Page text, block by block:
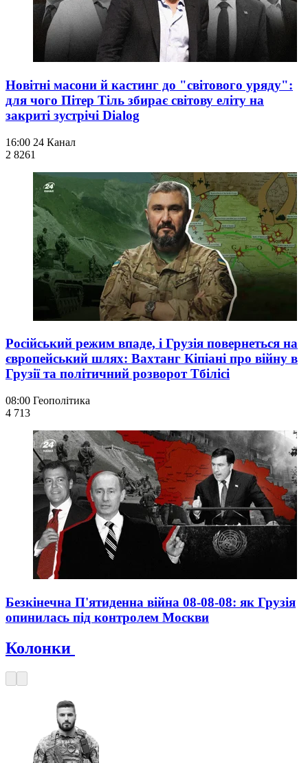
Новітні масони й кастинг до "світового уряду":
для чого Пітер Тіль збирає світову еліту на
закриті зустрічі Dialog
16:00 24 Канал
2 8261
Російський режим впаде, і Грузія повернеться на
європейський шлях: Вахтанг Кіпіані про війну в
Грузії та політичний розворот Тбілісі
08:00 Геополітика
4 713
Безкінечна П'ятиденна війна 08-08-08: як Грузія
опинилась під контролем Москви
Колонки